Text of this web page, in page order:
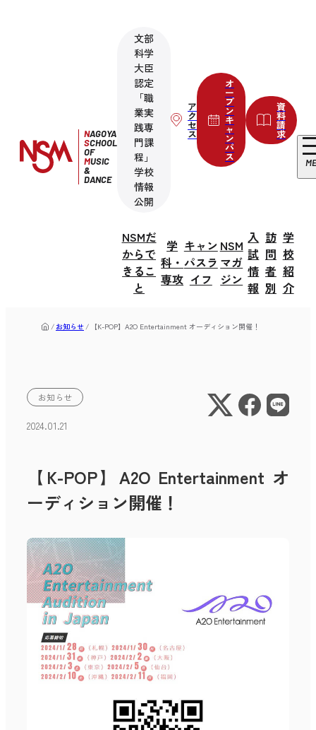
NAGOYA
SCHOOL
OF
MUSIC
&
DANCE
文部
科学
大臣
認定
「職
業実
践専
門課
程」
学校
情報
公開
ア
ク
セ
ス
オ
ー
プ
ン
キ
ャ
ン
パ
ス
資
料
請
求
NSMだ
からで
きるこ
と
学
科・
専攻
キャン
パスラ
イフ
NSM
マガ
ジン
入
試
情
報
訪
問
者
別
学
校
紹
介
お知らせ 【K-POP】A2O Entertainment オーディション開催！
お知らせ
2024.01.21
【K-POP】A2O Entertainment オ
ーディション開催！